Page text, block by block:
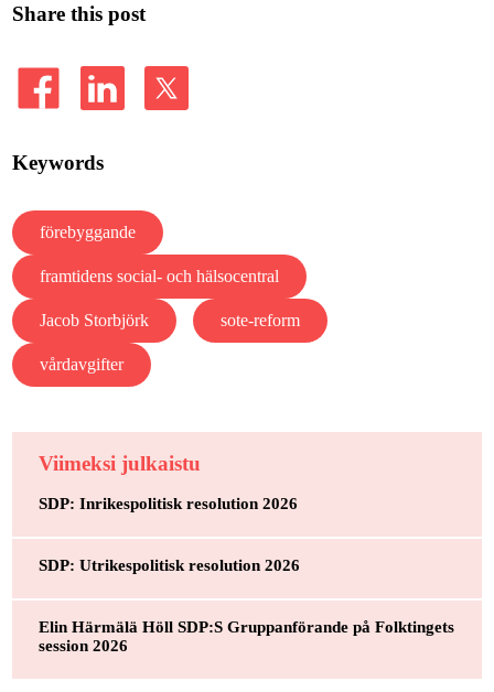
Share this post
Keywords
förebyggande
framtidens social- och hälsocentral
Jacob Storbjörk sote-reform
vårdavgifter
Viimeksi julkaistu
SDP: Inrikespolitisk resolution 2026
SDP: Utrikespolitisk resolution 2026
Elin Härmälä Höll SDP:S Gruppanförande på Folktingets
session 2026